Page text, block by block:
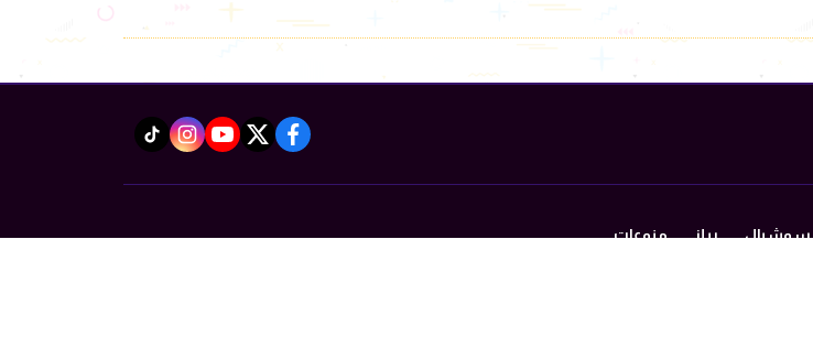
facebook
twitter
youtube
instagram
tiktok
سوشيال ريلز منوعات